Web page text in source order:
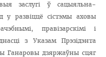
заслугі ў сацыяльна-
у развіццё сістэмы аховы
правізарскімі і
з Указам Прэзідэнта
Ганаровы дзяржаўны сцяг